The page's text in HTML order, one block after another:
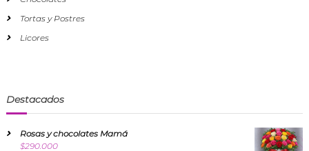
Tortas y Postres
Licores
Destacados
Rosas y chocolates Mamá
$290.000